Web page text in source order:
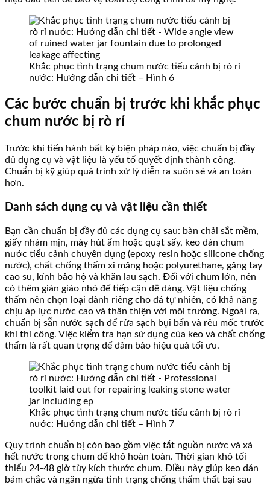
Khắc phục tình trạng chum nước tiểu cảnh bị rò rỉ
nước: Hướng dẫn chi tiết – Hình 6
Các bước chuẩn bị trước khi khắc phục
chum nước bị rò rỉ
Trước khi tiến hành bất kỳ biện pháp nào, việc chuẩn bị đầy
đủ dụng cụ và vật liệu là yếu tố quyết định thành công.
Chuẩn bị kỹ giúp quá trình xử lý diễn ra suôn sẻ và an toàn
hơn.
Danh sách dụng cụ và vật liệu cần thiết
Bạn cần chuẩn bị đầy đủ các dụng cụ sau: bàn chải sắt mềm,
giấy nhám mịn, máy hút ẩm hoặc quạt sấy, keo dán chum
nước tiểu cảnh chuyên dụng (epoxy resin hoặc silicone chống
nước), chất chống thấm xi măng hoặc polyurethane, găng tay
cao su, kính bảo hộ và khăn lau sạch. Đối với chum lớn, nên
có thêm giàn giáo nhỏ để tiếp cận dễ dàng. Vật liệu chống
thấm nên chọn loại dành riêng cho đá tự nhiên, có khả năng
chịu áp lực nước cao và thân thiện với môi trường. Ngoài ra,
chuẩn bị sẵn nước sạch để rửa sạch bụi bẩn và rêu mốc trước
khi thi công. Việc kiểm tra hạn sử dụng của keo và chất chống
thấm là rất quan trọng để đảm bảo hiệu quả tối ưu.
Khắc phục tình trạng chum nước tiểu cảnh bị rò rỉ
nước: Hướng dẫn chi tiết – Hình 7
Quy trình chuẩn bị còn bao gồm việc tắt nguồn nước và xả
hết nước trong chum để khô hoàn toàn. Thời gian khô tối
thiểu 24-48 giờ tùy kích thước chum. Điều này giúp keo dán
bám chắc và ngăn ngừa tình trạng chống thấm thất bại sau